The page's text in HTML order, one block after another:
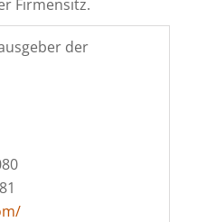
Firmensitz.
der